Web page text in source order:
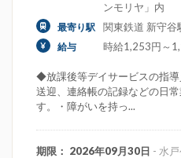
ンモリヤ」内
最寄り駅 関東鉄道 新守谷
給与 時給1,253円～
◆放課後等デイサービスの指
送迎、連絡帳の記録などの日
す。・障がいを持っ...
期限： 2026年09月30日 - 水